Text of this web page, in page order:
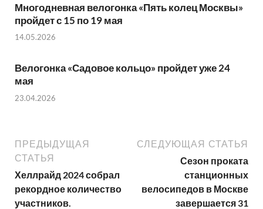
Многодневная велогонка «Пять колец Москвы»
пройдет с 15 по 19 мая
14.05.2026
Велогонка «Садовое кольцо» пройдет уже 24
мая
23.04.2026
ПРЕДЫДУЩАЯ
СТАТЬЯ
Хеллрайд 2024 собрал
рекордное количество
участников.
СЛЕДУЮЩАЯ СТАТЬЯ
Сезон проката
станционных
велосипедов в Москве
завершается 31